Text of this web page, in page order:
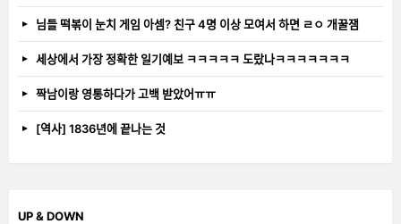
님들 떡볶이 눈치 게임 아셈? 친구 4명 이상 모여서 하면 ㄹㅇ 개꿀잼
세상에서 가장 정확한 일기예보 ㅋㅋㅋㅋㅋ 도랐나ㅋㅋㅋㅋㅋㅋㅋ
짝남이랑 영통하다가 고백 받았어ㅠㅠ
[역사] 1836년에 끝나는 것
UP & DOWN